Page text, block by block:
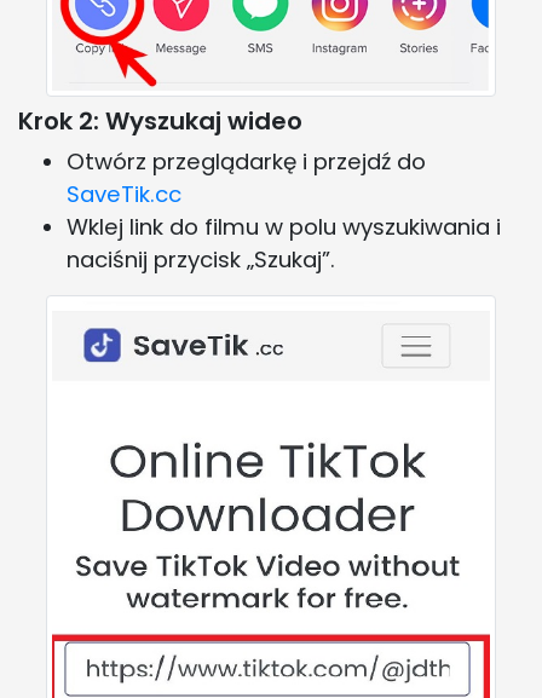
Krok 2: Wyszukaj wideo
Otwórz przeglądarkę i przejdź do
SaveTik.cc
Wklej link do filmu w polu wyszukiwania i
naciśnij przycisk „Szukaj”.